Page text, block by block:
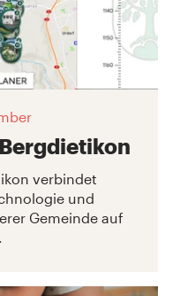
verbindet
und
Gemeinde auf